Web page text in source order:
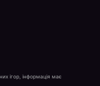
ігор, інформація має